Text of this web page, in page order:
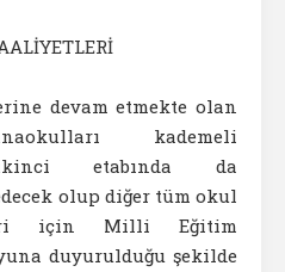
devam etmekte olan
kademeli
etabında da
olup diğer tüm okul
için Milli Eğitim
duyurulduğu şekilde